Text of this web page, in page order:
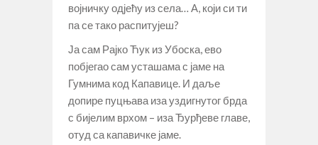
војничку одјећу из села… А, који си ти
па се тако распитујеш?
Ја сам Рајко Ћук из Убоска, ево
побјегао сам усташама с јаме на
Гумнима код Капавице. И даље
допире пуцњава иза уздигнутог брда
с бијелим врхом – иза Ђурђеве главе,
отуд са капавичке јаме.